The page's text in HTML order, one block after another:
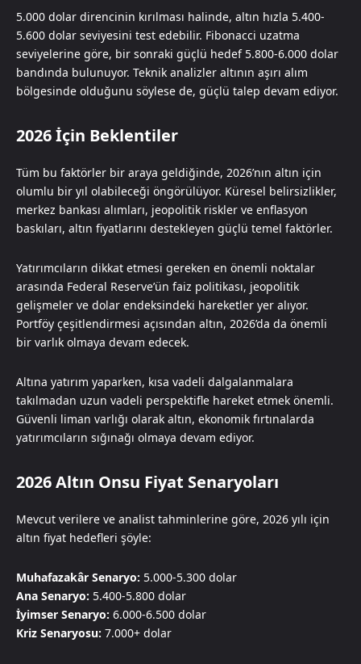
5.000 dolar direncinin kırılması halinde, altın hızla 5.400-
5.600 dolar seviyesini test edebilir. Fibonacci uzatma
seviyelerine göre, bir sonraki güçlü hedef 5.800-6.000 dolar
bandında bulunuyor. Teknik analizler altının aşırı alım
bölgesinde olduğunu söylese de, güçlü talep devam ediyor.
2026 İçin Beklentiler
Tüm bu faktörler bir araya geldiğinde, 2026’nın altın için
olumlu bir yıl olabileceği öngörülüyor. Küresel belirsizlikler,
merkez bankası alımları, jeopolitik riskler ve enflasyon
baskıları, altın fiyatlarını destekleyen güçlü temel faktörler.
Yatırımcıların dikkat etmesi gereken en önemli noktalar
arasında Federal Reserve’ün faiz politikası, jeopolitik
gelişmeler ve dolar endeksindeki hareketler yer alıyor.
Portföy çeşitlendirmesi açısından altın, 2026’da da önemli
bir varlık olmaya devam edecek.
Altına yatırım yaparken, kısa vadeli dalgalanmalara
takılmadan uzun vadeli perspektifle hareket etmek önemli.
Güvenli liman varlığı olarak altın, ekonomik fırtınalarda
yatırımcıların sığınağı olmaya devam ediyor.
2026 Altın Onsu Fiyat Senaryoları
Mevcut verilere ve analist tahminlerine göre, 2026 yılı için
altın fiyat hedefleri şöyle:
Muhafazakâr Senaryo: 5.000-5.300 dolar
Ana Senaryo: 5.400-5.800 dolar
İyimser Senaryo: 6.000-6.500 dolar
Kriz Senaryosu: 7.000+ dolar